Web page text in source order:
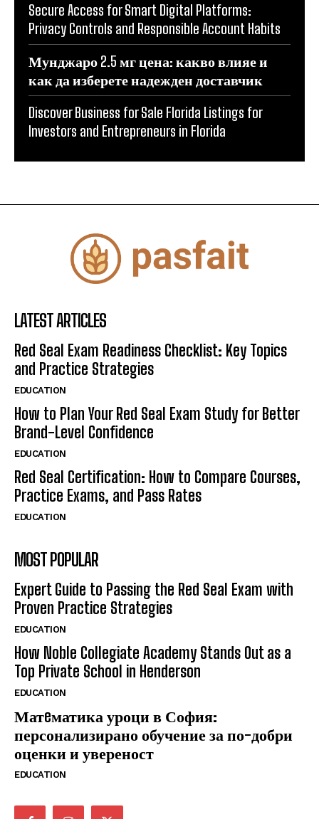
Secure Access for Smart Digital Platforms:
Privacy Controls and Responsible Account Habits
Мунджаро 2.5 мг цена: какво влияе и
как да изберете надежден доставчик
Discover Business for Sale Florida Listings for
Investors and Entrepreneurs in Florida
LATEST ARTICLES
Red Seal Exam Readiness Checklist: Key Topics
and Practice Strategies
EDUCATION
How to Plan Your Red Seal Exam Study for Better
Brand-Level Confidence
EDUCATION
Red Seal Certification: How to Compare Courses,
Practice Exams, and Pass Rates
EDUCATION
MOST POPULAR
Expert Guide to Passing the Red Seal Exam with
Proven Practice Strategies
EDUCATION
How Noble Collegiate Academy Stands Out as a
Top Private School in Henderson
EDUCATION
Матeматика уроци в София:
персонализирано обучение за по-добри
оценки и увереност
EDUCATION